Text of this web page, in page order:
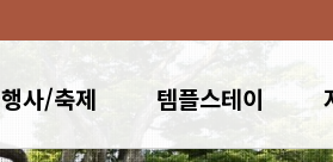
행사/축제 템플스테이